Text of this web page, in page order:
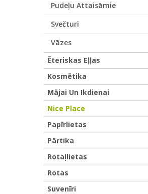
Pudeļu Attaisāmie
Svečturi
Vāzes
Ēteriskas Eļļas
Kosmētika
Mājai Un Ikdienai
Nice Place
Papīrlietas
Pārtika
Rotaļlietas
Rotas
Suvenīri